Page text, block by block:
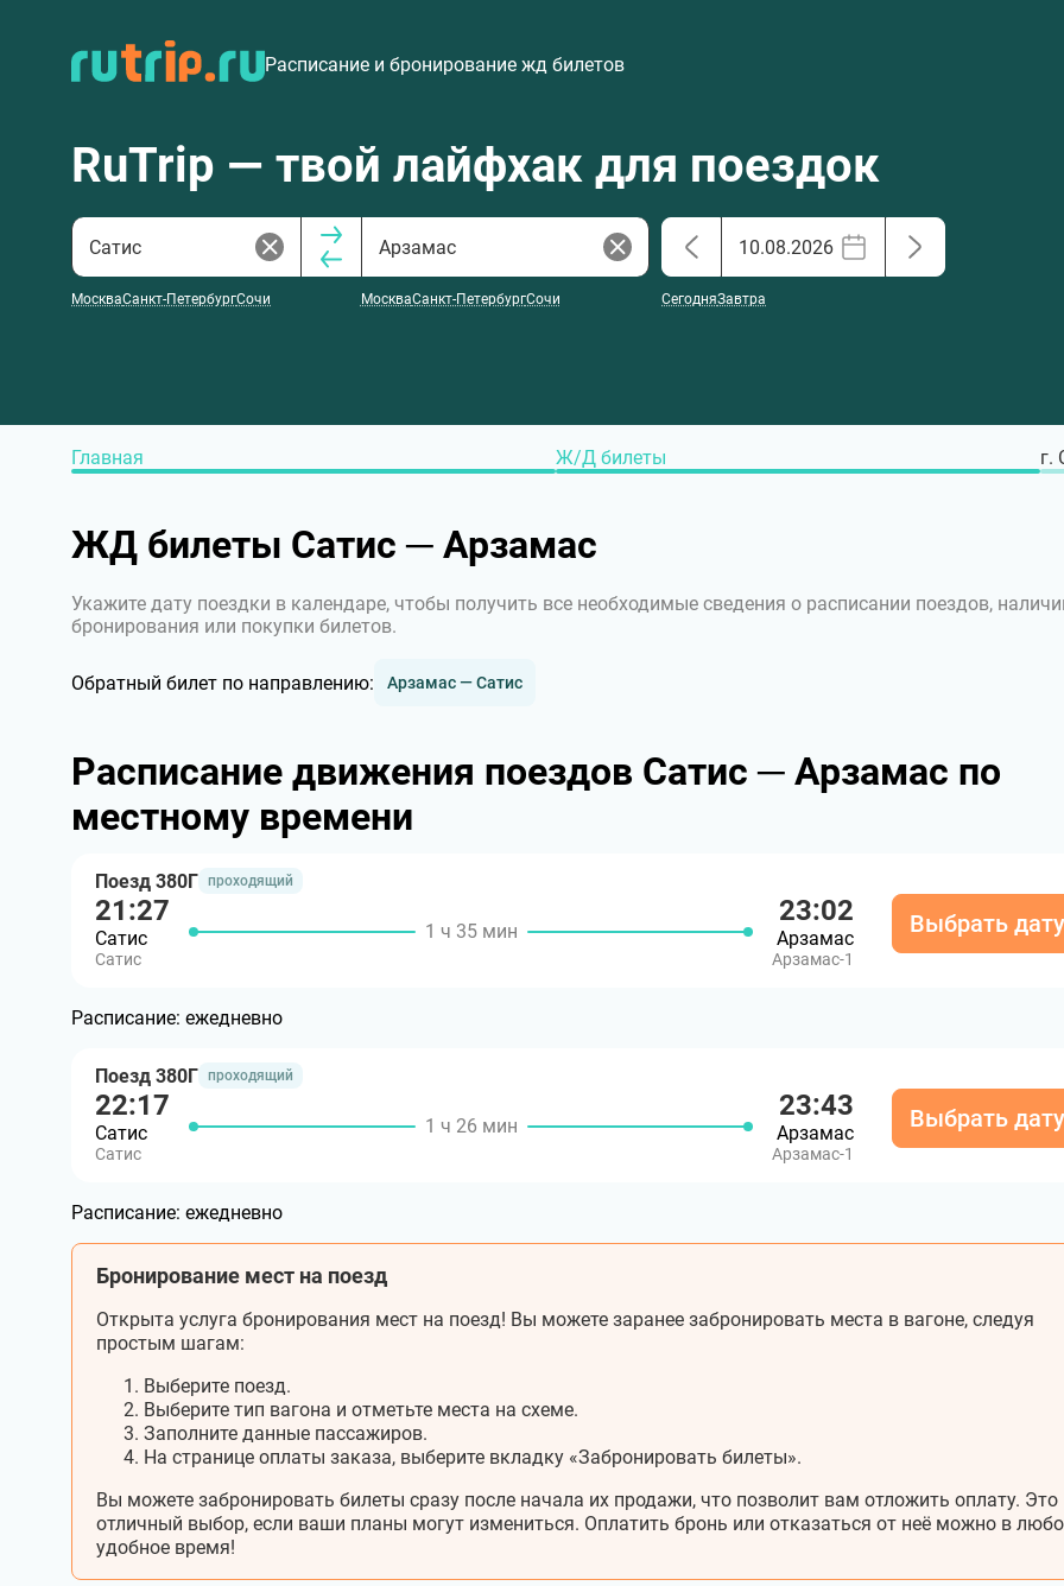
Расписание и бронирование жд билетов
RuTrip — твой лайфхак для поездок
МоскваСанкт-ПетербургСочи МоскваСанкт-ПетербургСочи СегодняЗавтра
Главная Ж/Д билеты г.
ЖД билеты Сатис ─ Арзамас
Укажите дату поездки в календаре, чтобы получить все необходимые сведения о расписании поездов,
бронирования или покупки билетов.
Обратный билет по направлению: Арзамас — Сатис
Расписание движения поездов Сатис ─ Арзамас по
местному времени
Поезд 380Г проходящий
21:27
Сатис
Сатис
1 ч 35 мин
23:02
Арзамас
Арзамас-1
Выбрать дату
Расписание: ежедневно
Поезд 380Г проходящий
22:17
Сатис
Сатис
1 ч 26 мин
23:43
Арзамас
Арзамас-1
Выбрать дату
Расписание: ежедневно
Бронирование мест на поезд
Открыта услуга бронирования мест на поезд! Вы можете заранее забронировать места в вагоне, следуя
простым шагам:
Выберите поезд.
Выберите тип вагона и отметьте места на схеме.
Заполните данные пассажиров.
На странице оплаты заказа, выберите вкладку «Забронировать билеты».
Вы можете забронировать билеты сразу после начала их продажи, что позволит вам отложить оплату. Это
отличный выбор, если ваши планы могут измениться. Оплатить бронь или отказаться от неё можно в
удобное время!